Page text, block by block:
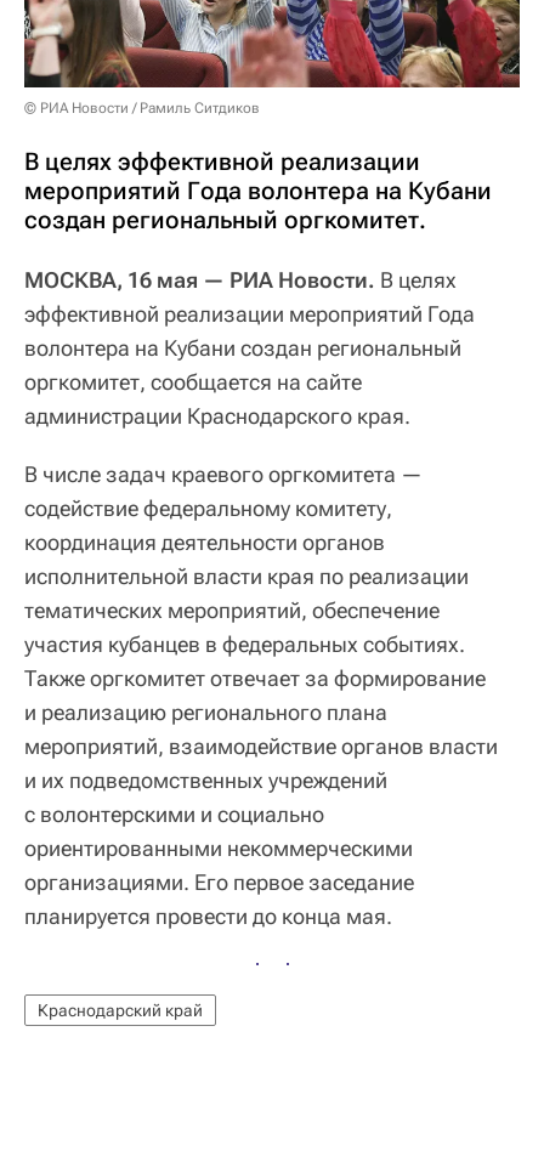
© РИА Новости / Рамиль Ситдиков
В целях эффективной реализации
мероприятий Года волонтера на Кубани
создан региональный оргкомитет.
МОСКВА, 16 мая — РИА Новости. В целях
эффективной реализации мероприятий Года
волонтера на Кубани создан региональный
оргкомитет, сообщается на сайте
администрации Краснодарского края.
В числе задач краевого оргкомитета —
содействие федеральному комитету,
координация деятельности органов
исполнительной власти края по реализации
тематических мероприятий, обеспечение
участия кубанцев в федеральных событиях.
Также оргкомитет отвечает за формирование
и реализацию регионального плана
мероприятий, взаимодействие органов власти
и их подведомственных учреждений
с волонтерскими и социально
ориентированными некоммерческими
организациями. Его первое заседание
планируется провести до конца мая.
Краснодарский край